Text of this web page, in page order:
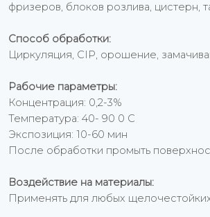
фризеров, блоков розлива, цистерн,
Способ обработки:
Циркуляция, CIP, орошение,
Рабочие параметры:
Концентрация: 0,2-3%
Температура: 40- 90 0 С
Экспозиция: 10-60 мин
После обработки промыть
Воздействие на материалы:
Применять для любых